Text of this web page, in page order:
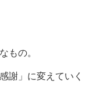
もの。
謝」に変えていく